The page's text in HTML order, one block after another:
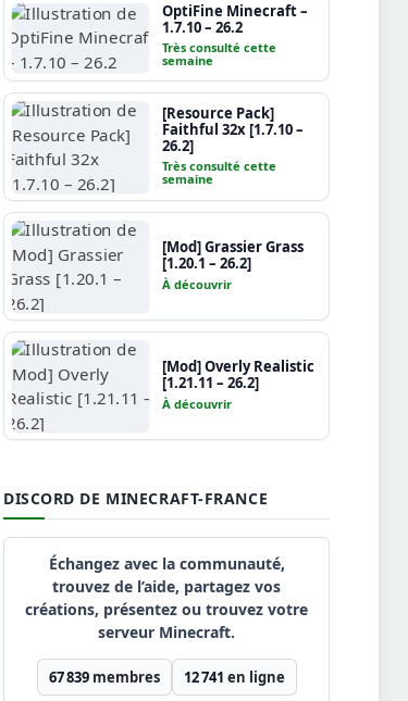
OptiFine Minecraft –
1.7.10 – 26.2
Très consulté cette
semaine
[Resource Pack]
Faithful 32x [1.7.10 –
26.2]
Très consulté cette
semaine
[Mod] Grassier Grass
[1.20.1 – 26.2]
À découvrir
[Mod] Overly Realistic
[1.21.11 – 26.2]
À découvrir
DISCORD DE MINECRAFT-FRANCE
Échangez avec la communauté,
trouvez de l’aide, partagez vos
créations, présentez ou trouvez votre
serveur Minecraft.
67 839membres 12 741 en ligne